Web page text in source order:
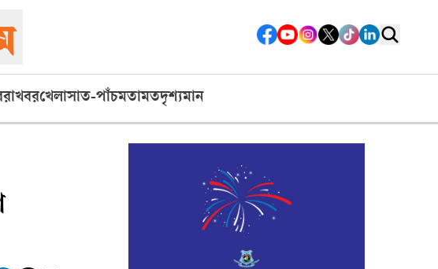
খেলাসাত-পাঁচমতামতদৃশ্যমান